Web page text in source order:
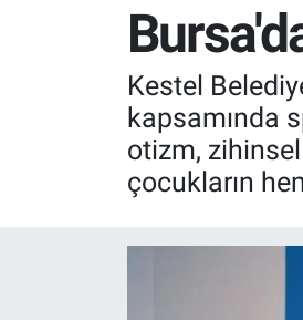
Kestel
kapsamında
otizm,
çocukların
3.SAYFA
Ekonomi
Trafik Durumu
Süper Lig Puan Durumu ve
Tüm Manşetler
Son Dakika Haberleri
Haber Arşivi